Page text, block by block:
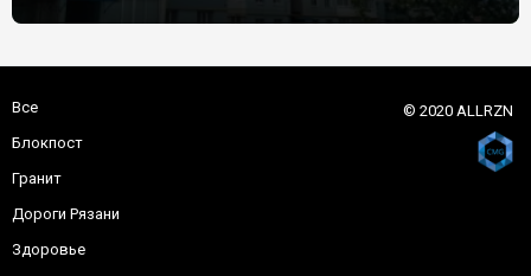
Все
Блокпост
Гранит
Дороги Рязани
Здоровье
© 2020 ALLRZN